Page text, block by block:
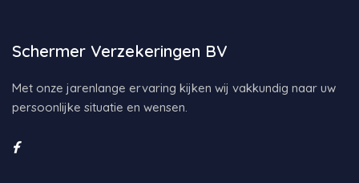
Schermer Verzekeringen BV
Met onze jarenlange ervaring kijken wij vakkundig naar uw
persoonlijke situatie en wensen.